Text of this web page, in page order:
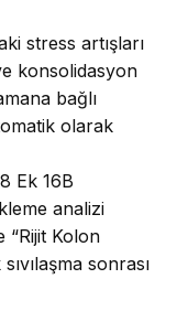
stress artışları
konsolidasyon
bağlı
olarak
Ek 16B
analizi
“Rijit Kolon
sonrası